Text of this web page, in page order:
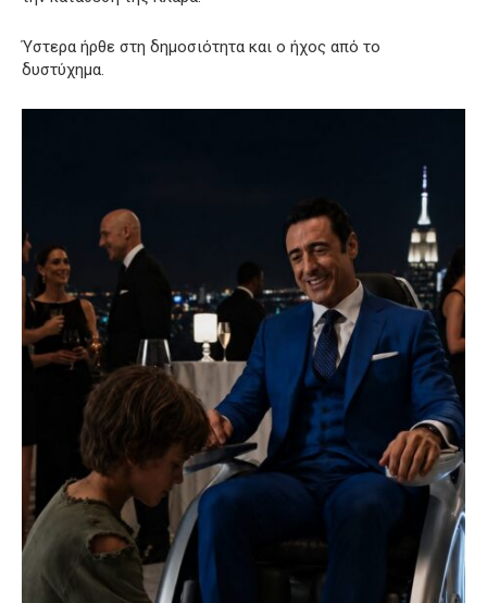
Ύστερα ήρθε στη δημοσιότητα και ο ήχος από το
δυστύχημα.